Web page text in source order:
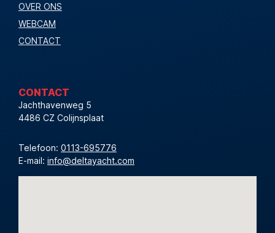
OVER ONS
WEBCAM
CONTACT
CONTACT
Jachthavenweg 5
4486 CZ Colijnsplaat
Telefoon: 0113-695776
E-mail: info@deltayacht.com